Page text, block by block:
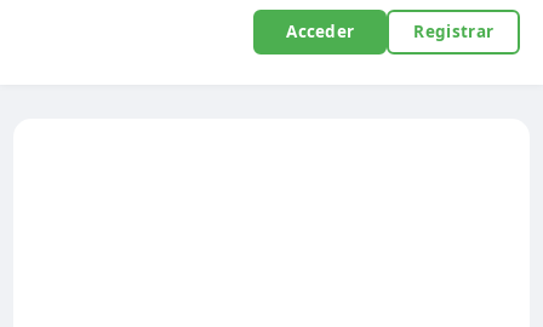
Acceder Registrar